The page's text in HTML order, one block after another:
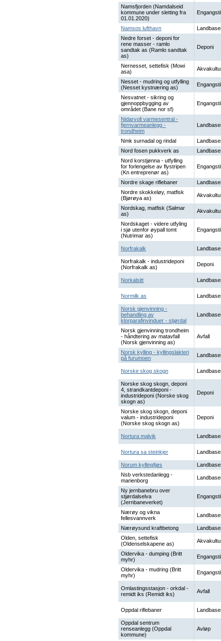
Namsfjorden (Namdalseid
kommune under sletting fra
01.01.2020)
Namsos lufthavn
Nedre forset - deponi for
rene masser - ramlo
sandtak as (Ramlo sandtak
as)
Deponi
Nernesset, settefisk (Mowi
asa)
Nesset - mudring og utfylling
(Nesset kystnæring as)
Nesvatnet - sikring og
gjennoppbygging av
området (Bane nor sf)
Nidarvoll varmesentral -
fjernvarmeanlegg -
trondheim
Nmk surnadal og rindal
Nord fosen pukkverk as
Nord korstjønna - utfylling
for forlengelse av flystripen
(Kn entreprenør as)
Nordre skage riflebaner
Nordre skokkeløy, matfisk
(Bjørøya as)
Nordskag, matfisk (Salmar
as)
Nordskaget - videre utfyling
i sjø utenfor øypall tomt
(Nutrimar as)
Norfrakalk
Norfrakalk - industrideponi
(Norfrakalk as)
Deponi
Norkalsitt
Normilk as
Norsk gjenvinning -
behandling av
klorparafinvinduer - stjørdal
Norsk gjenvinning trondheim
- håndtering av matavfall
(Norsk gjenvinning as)
Avfall
Norsk kylling - kyllingslakteri
på furumoen
Norske skog skogn
Norske skog skogn, deponi
4, strandkantdeponi -
industrideponi (Norske skog
skogn as)
Deponi
Norske skog skogn, deponi
valum - industrideponi
(Norske skog skogn as)
Deponi
Nortura malvik
Nortura sa steinkjer
Norum kyllingfjøs
Nsb verkstedanlegg -
marienborg
Ny jernbanebru over
stjørdalselva
(Jernbaneverket)
Nærøy og vikna
fellesvannverk
Nærøysund kraftbetong
Olden, settefisk
(Oldenselskapene as)
Oldervika - dumping (Britt
myhr)
Oldervika - mudring (Britt
myhr)
Omlastingsstasjon - orkdal -
remidt iks (Remidt iks)
Avfall
Oppdal riflebaner
Oppdal sentrum
renseanlegg (Oppdal
kommune)
Avløp